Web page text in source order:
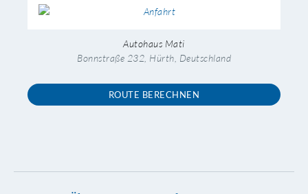
Autohaus Mati
Bonnstraße 232, Hürth, Deutschland
ROUTE BERECHNEN